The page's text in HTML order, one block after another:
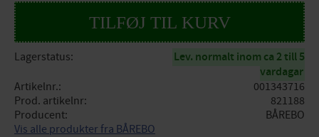
Lagerstatus
Lev. normalt inom ca 2 till 5
vardagar
Artikelnr.
001343716
Prod. artikelnr
821188
Producent
BÅREBO
Vis alle produkter fra BÅREBO